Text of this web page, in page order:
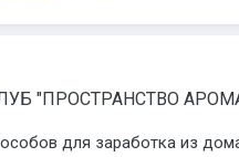
"ПРОСТРАНСТВО
для заработка из